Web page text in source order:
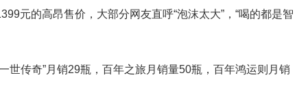
元的高昂售价，大部分网友直呼“泡沫太大”，“喝的都是智
传奇”月销29瓶，百年之旅月销量50瓶，百年鸿运则月销